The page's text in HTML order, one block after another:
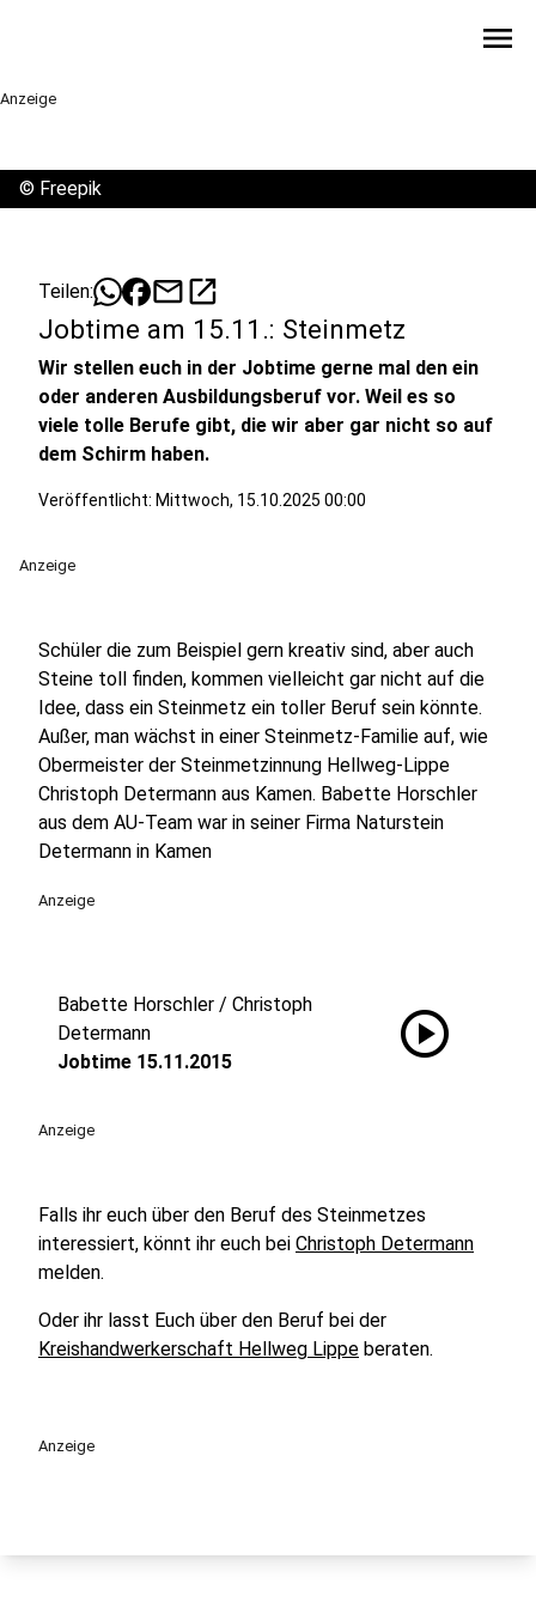
menu
Anzeige
© Freepik
Teilen: mailopen_in_new
Jobtime am 15.11.: Steinmetz
Wir stellen euch in der Jobtime gerne mal den ein
oder anderen Ausbildungsberuf vor. Weil es so
viele tolle Berufe gibt, die wir aber gar nicht so auf
dem Schirm haben.
Veröffentlicht: Mittwoch, 15.10.2025 00:00
Anzeige
Schüler die zum Beispiel gern kreativ sind, aber auch
Steine toll finden, kommen vielleicht gar nicht auf die
Idee, dass ein Steinmetz ein toller Beruf sein könnte.
Außer, man wächst in einer Steinmetz-Familie auf, wie
Obermeister der Steinmetzinnung Hellweg-Lippe
Christoph Determann aus Kamen. Babette Horschler
aus dem AU-Team war in seiner Firma Naturstein
Determann in Kamen
Anzeige
Babette Horschler / Christoph
Determann
Jobtime 15.11.2015
play_circle
Anzeige
Falls ihr euch über den Beruf des Steinmetzes
interessiert, könnt ihr euch bei Christoph Determann
melden.
Oder ihr lasst Euch über den Beruf bei der
Kreishandwerkerschaft Hellweg Lippe beraten.
Anzeige